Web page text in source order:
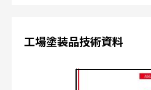
工場塗装品技術資料